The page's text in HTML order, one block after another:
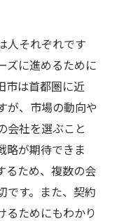
売却を実現！
敗と回避法を
訣まとめ：最
人それぞれです
ズに進めるために
市は首都圏に近
が、市場の動向や
会社を選ぶこと
略が期待できま
るため、複数の会
です。また、契約
るためにもわかり